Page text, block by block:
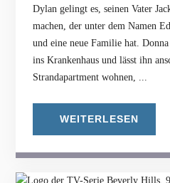
Dylan gelingt es, seinen Vater
machen, der unter dem Namen
und eine neue Familie hat.
ins Krankenhaus und lässt ihn
Strandapartment wohnen, ...
WEITERLESEN